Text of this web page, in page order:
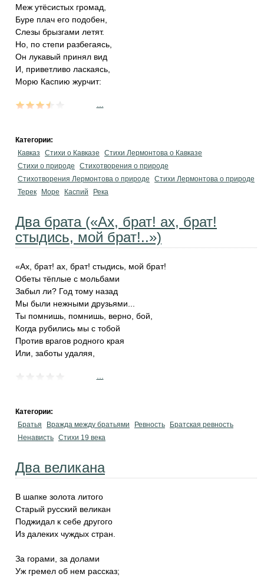
Меж утёсистых громад,
Буре плач его подобен,
Слезы брызгами летят.
Но, по степи разбегаясь,
Он лукавый принял вид
И, приветливо ласкаясь,
Морю Каспию журчит:
Категории:
Кавказ
Стихи о Кавказе
Стихи Лермонтова о Кавказе
Стихи о природе
Стихотворения о природе
Стихотворения Лермонтова о природе
Стихи Лермонтова о природе
Терек
Море Каспий Река
Два брата («Ах, брат! ах, брат!
стыдись, мой брат!..»)
«Ах, брат! ах, брат! стыдись, мой брат!
Обеты тёплые с мольбами
Забыл ли? Год тому назад
Мы были нежными друзьями...
Ты помнишь, помнишь, верно, бой,
Когда рубились мы с тобой
Против врагов родного края
Или, заботы удаляя,
Категории:
Братья
Вражда между братьями Ревность
Братская ревность
Ненависть Стихи 19 века
Два великана
В шапке золота литого
Старый русский великан
Поджидал к себе другого
Из далеких чуждых стран.
За горами, за долами
Уж гремел об нем рассказ;